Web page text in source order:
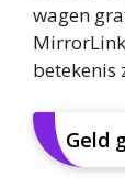
wagen
betekenis
Geld